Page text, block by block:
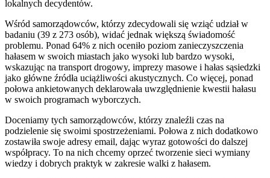
lokalnych decydentów.
Wśród samorządowców, którzy zdecydowali się wziąć udział w
badaniu (39 z 273 osób), widać jednak większą świadomość
problemu. Ponad 64% z nich oceniło poziom zanieczyszczenia
hałasem w swoich miastach jako wysoki lub bardzo wysoki,
wskazując na transport drogowy, imprezy masowe i hałas sąsiedzki
jako główne źródła uciążliwości akustycznych. Co więcej, ponad
połowa ankietowanych deklarowała uwzględnienie kwestii hałasu
w swoich programach wyborczych.
Doceniamy tych samorządowców, którzy znaleźli czas na
podzielenie się swoimi spostrzeżeniami. Połowa z nich dodatkowo
zostawiła swoje adresy email, dając wyraz gotowości do dalszej
współpracy. To na nich chcemy oprzeć tworzenie sieci wymiany
wiedzy i dobrych praktyk w zakresie walki z hałasem.